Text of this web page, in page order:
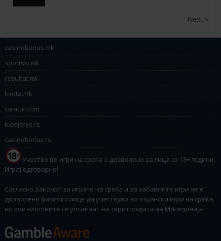
Next »
casinobonus.mk
sportski.mk
rezultat.mk
kvota.mk
taratur.com
kladjenje.rs
casinobonus.rs
Учество во игри на среќа е дозволено за лица со 18+ години.
Играј одговорно!
Согласно Законот за игрите на среќа и за забавните игри не е
дозволено физичко лице да учествува во странски игри на среќа,
во кои влоговите се уплаќаат на територијата на Македонија.